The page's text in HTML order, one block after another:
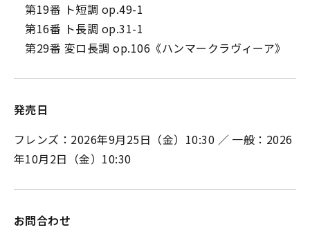
第19番 ト短調 op.49-1
第16番 ト長調 op.31-1
第29番 変ロ長調 op.106《ハンマークラヴィーア》
発売日
フレンズ：2026年9月25日（金）10:30 ／ 一般：2026
年10月2日（金）10:30
お問合わせ